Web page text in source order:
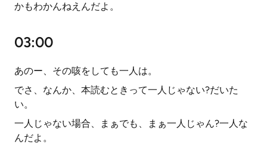
かもわかんねえんだよ。
03:00
あのー、その咳をしても一人は。
でさ、なんか、本読むときって一人じゃない?だいた
い。
一人じゃない場合、まぁでも、まぁ一人じゃん?一人な
んだよ。